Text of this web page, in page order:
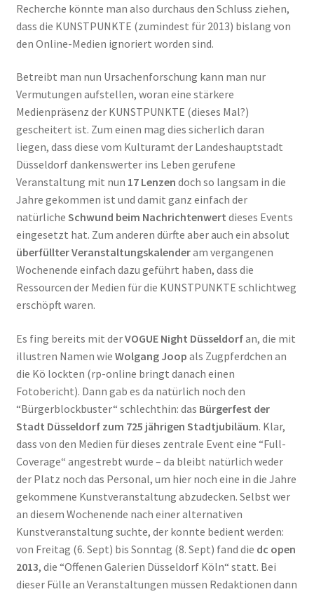
Recherche könnte man also durchaus den Schluss ziehen,
dass die KUNSTPUNKTE (zumindest für 2013) bislang von
den Online-Medien ignoriert worden sind.
Betreibt man nun Ursachenforschung kann man nur
Vermutungen aufstellen, woran eine stärkere
Medienpräsenz der KUNSTPUNKTE (dieses Mal?)
gescheitert ist. Zum einen mag dies sicherlich daran
liegen, dass diese vom Kulturamt der Landeshauptstadt
Düsseldorf dankenswerter ins Leben gerufene
Veranstaltung mit nun 17 Lenzen doch so langsam in die
Jahre gekommen ist und damit ganz einfach der
natürliche Schwund beim Nachrichtenwert dieses Events
eingesetzt hat. Zum anderen dürfte aber auch ein absolut
überfüllter Veranstaltungskalenderam vergangenen
Wochenende einfach dazu geführt haben, dass die
Ressourcen der Medien für die KUNSTPUNKTE schlichtweg
erschöpft waren.
Es fing bereits mit derVOGUE Night Düsseldorfan, die mit
illustren Namen wie Wolgang Joop als Zugpferdchen an
die Kö lockten (rp-online bringt danach einen
Fotobericht). Dann gab es da natürlich noch den
“Bürgerblockbuster“ schlechthin: das Bürgerfest der
Stadt Düsseldorf zum 725 jährigen Stadtjubiläum. Klar,
dass von den Medien für dieses zentrale Event eine “Full-
Coverage“ angestrebt wurde – da bleibt natürlich weder
der Platz noch das Personal, um hier noch eine in die Jahre
gekommene Kunstveranstaltung abzudecken. Selbst wer
an diesem Wochenende nach einer alternativen
Kunstveranstaltung suchte, der konnte bedient werden:
von Freitag (6. Sept) bis Sonntag (8. Sept) fand die dc open
2013, die “Offenen Galerien Düsseldorf Köln“ statt. Bei
dieser Fülle an Veranstaltungen müssen Redaktionen dann